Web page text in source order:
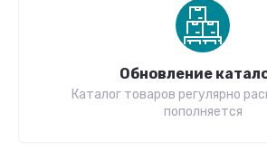
Обновление
Каталог товаров регулярно
пополняется